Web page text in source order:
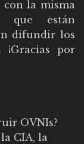
la misma
están
difundir los
¡Gracias por
OVNIs?
CIA, la